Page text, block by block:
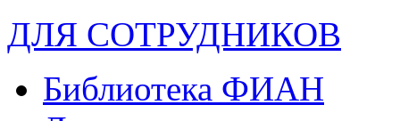
ДЛЯ СОТРУДНИКОВ
Библиотека ФИАН